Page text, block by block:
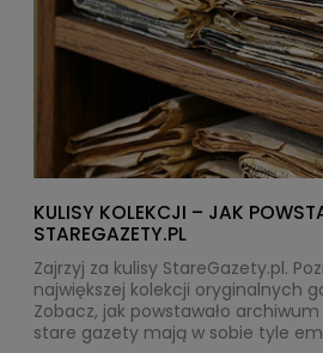
KULISY KOLEKCJI – JAK
STAREGAZETY.PL
Zajrzyj za kulisy StareGazety.pl.
największej kolekcji oryginalnych
Zobacz, jak powstawało
stare gazety mają w sobie tyle